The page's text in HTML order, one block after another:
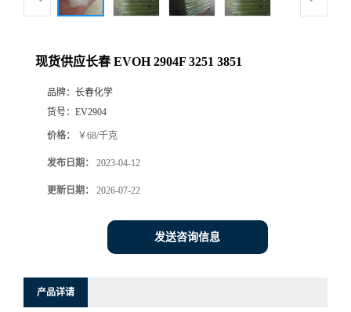
厅
系
现货供应长春 EVOH 2904F 3251 3851
品牌： 长春化学
货号： EV2904
价格： ￥68/千克
发布日期： 2023-04-12
更新日期： 2026-07-22
发送咨询信息
产品详请